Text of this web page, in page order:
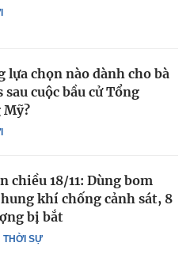
lựa chọn nào dành cho bà
cuộc bầu cử Tổng
THỜI SỰ
chiều 18/11: Dùng bom
khí chống cảnh sát, 8
bị bắt